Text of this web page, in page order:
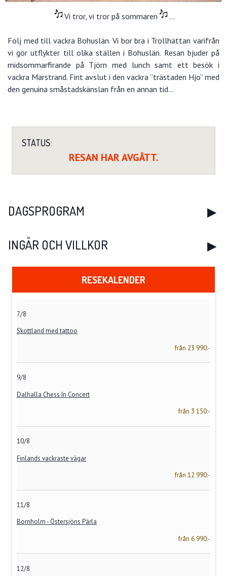
Vi tror, vi tror på sommaren …
Följ med till vackra Bohuslän. Vi bor bra i Trollhättan varifrån
vi gör utflykter till olika ställen i Bohuslän. Resan bjuder på
midsommarfirande på Tjörn med lunch samt ett besök i
vackra Marstrand. Fint avslut i den vackra ”trästaden Hjo” med
den genuina småstadskänslan från en annan tid…
STATUS:
RESAN HAR AVGÅTT.
DAGSPROGRAM
INGÅR OCH VILLKOR
RESEKALENDER
7/8
Skottland med tattoo
från 23 990:-
9/8
Dalhalla Chess In Concert
från 3 150:-
10/8
Finlands vackraste vägar
från 12 990:-
11/8
Bornholm - Östersjöns Pärla
från 6 990:-
12/8